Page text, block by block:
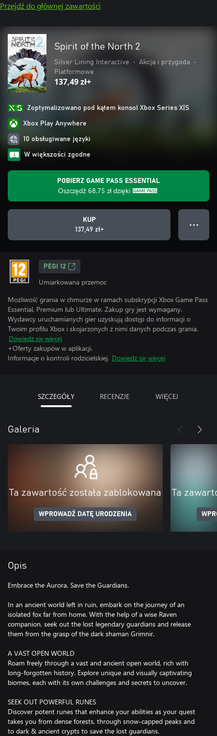
Przejdź do głównej zawartości
Spirit of the North 2
Silver Lining Interactive • Akcja i przygoda
•
Platformowe
137,49 zł+
Zoptymalizowano pod kątem konsol Xbox Series X|S
Xbox Play Anywhere
10 obsługiwane języki
W większości zgodne
POBIERZ GAME PASS ESSENTIAL
Oszczędź 68,75 złdzięki
KUP
137,49 zł+
● ● ●
PEGI 12
Umiarkowana przemoc
Możliwość grania w chmurze w ramach subskrypcji Xbox Game Pass
Essential, Premium lub Ultimate. Zakup gry jest wymagany.
Wydawcy uruchamianych gier uzyskują dostęp do informacji o
Twoim profilu Xbox i skojarzonych z nimi danych podczas grania.
Dowiedz się więcej
+Oferty zakupów w aplikacji.
Informacje o kontroli rodzicielskiej. Dowiedz się więcej
SZCZEGÓŁY RECENZJE WIĘCEJ
Galeria
Ta zawartość została zablokowana
WPROWADŹ DATĘ URODZENIA
Ta
Opis
Embrace the Aurora, Save the Guardians.
In an ancient world left in ruin, embark on the journey of an
isolated fox far from home. With the help of a wise Raven
companion, seek out the lost legendary guardians and release
them from the grasp of the dark shaman Grimnir.
A VAST OPEN WORLD
Roam freely through a vast and ancient open world, rich with
long-forgotten history. Explore unique and visually captivating
biomes, each with its own challenges and secrets to uncover.
SEEK OUT POWERFUL RUNES
Discover potent runes that enhance your abilities as your quest
takes you from dense forests, through snow-capped peaks and
to dark & ancient crypts to save the lost guardians.